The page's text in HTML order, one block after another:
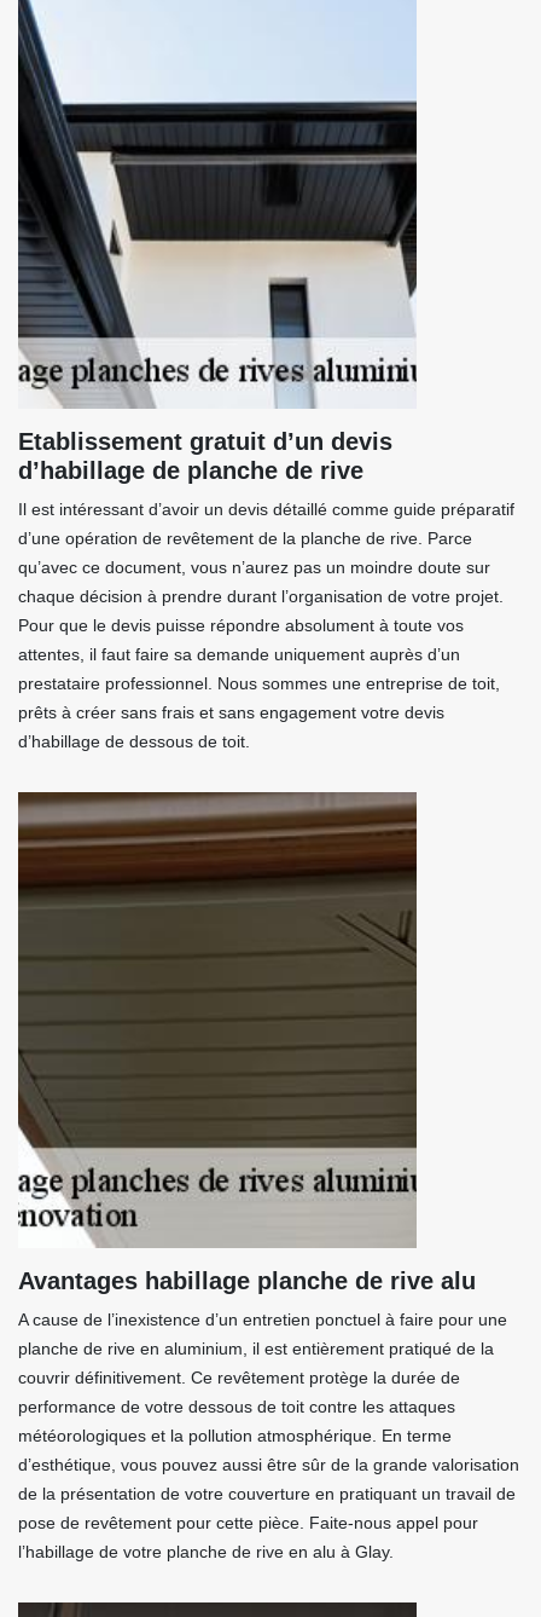
Etablissement gratuit d’un devis
d’habillage de planche de rive
Il est intéressant d’avoir un devis détaillé comme guide préparatif
d’une opération de revêtement de la planche de rive. Parce
qu’avec ce document, vous n’aurez pas un moindre doute sur
chaque décision à prendre durant l’organisation de votre projet.
Pour que le devis puisse répondre absolument à toute vos
attentes, il faut faire sa demande uniquement auprès d’un
prestataire professionnel. Nous sommes une entreprise de toit,
prêts à créer sans frais et sans engagement votre devis
d’habillage de dessous de toit.
Avantages habillage planche de rive alu
A cause de l’inexistence d’un entretien ponctuel à faire pour une
planche de rive en aluminium, il est entièrement pratiqué de la
couvrir définitivement. Ce revêtement protège la durée de
performance de votre dessous de toit contre les attaques
météorologiques et la pollution atmosphérique. En terme
d’esthétique, vous pouvez aussi être sûr de la grande valorisation
de la présentation de votre couverture en pratiquant un travail de
pose de revêtement pour cette pièce. Faite-nous appel pour
l’habillage de votre planche de rive en alu à Glay.